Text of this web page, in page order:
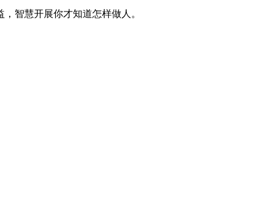
智慧开展你才知道怎样做人。